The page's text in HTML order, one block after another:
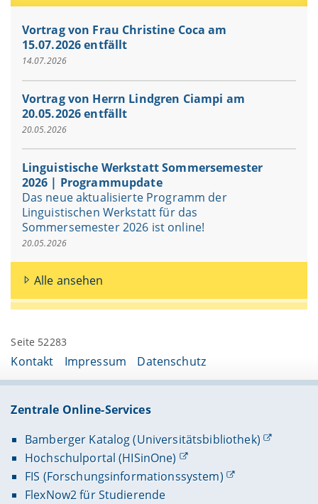
Vortrag von Frau Christine Coca am
15.07.2026 entfällt
14.07.2026
Vortrag von Herrn Lindgren Ciampi am
20.05.2026 entfällt
20.05.2026
Linguistische Werkstatt Sommersemester
2026 | Programmupdate
Das neue aktualisierte Programm der
Linguistischen Werkstatt für das
Sommersemester 2026 ist online!
20.05.2026
Alle ansehen
Seite 52283
Kontakt Impressum Datenschutz
Zentrale Online-Services
Bamberger Katalog (Universitätsbibliothek)
Hochschulportal (HISinOne)
FIS (Forschungsinformationssystem)
FlexNow2 für Studierende